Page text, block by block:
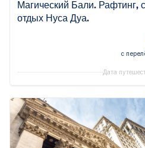
Магический Бали.
отдых Нуса Дуа.
с
Дата